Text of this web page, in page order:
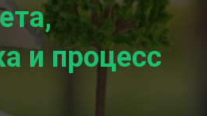
и процесс